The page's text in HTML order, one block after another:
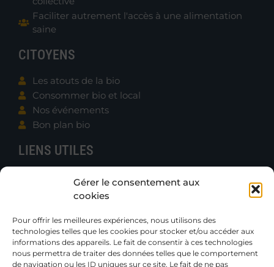
Gérer le consentement aux
cookies
Pour offrir les meilleures expériences, nous utilisons des
technologies telles que les cookies pour stocker et/ou accéder aux
informations des appareils. Le fait de consentir à ces technologies
nous permettra de traiter des données telles que le comportement
de navigation ou les ID uniques sur ce site. Le fait de ne pas
Faciliter autrement l'accès à une alimentation
saine
CITOYENS
Les atouts de la bio
Consommer bio et local
Nos événements
Bon plan bio
LIENS UTILES
Contacter B.e.N.
Gazettes et Rapports
Publications techniques
Petites annonces